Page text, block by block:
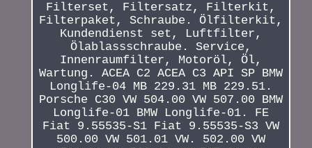
Filterset, Filtersatz, Filterkit,
Filterpaket, Schraube. Ölfilterkit,
Kundendienst set, Luftfilter,
Ölablassschraube. Service,
Innenraumfilter, Motoröl, Öl,
Wartung. ACEA C2 ACEA C3 API SP BMW
Longlife-04 MB 229.31 MB 229.51.
Porsche C30 VW 504.00 VW 507.00 BMW
Longlife-01 BMW Longlife-01. FE
Fiat 9.55535-S1 Fiat 9.55535-S3 VW
500.00 VW 501.01 VW. 502.00 VW